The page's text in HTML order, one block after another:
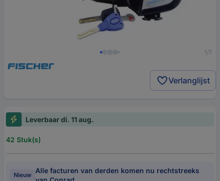
1/7
Verlanglijst
Leverbaar di. 11 aug.
42 Stuk(s)
Nieuw
Alle facturen van derden komen nu rechtstreeks